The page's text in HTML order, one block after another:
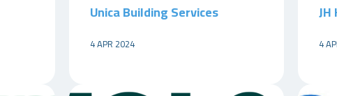
Unica Building Services
4 APR 2024 4